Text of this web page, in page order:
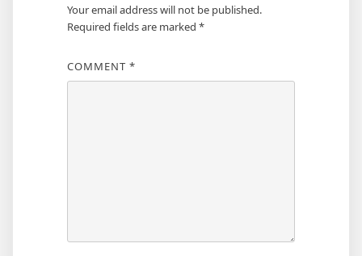
Your email address will not be published.
Required fields are marked *
COMMENT *